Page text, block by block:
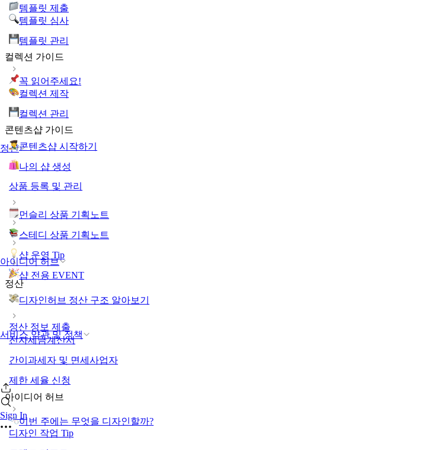
정산
아이디어 허브
서비스 약관 및 정책
Sign In
템플릿 제출
템플릿 심사
템플릿 관리
컬렉션 가이드
꼭 읽어주세요!
컬렉션 제작
컬렉션 관리
콘텐츠샵 가이드
콘텐츠샵 시작하기
나의 샵 생성
상품 등록 및 관리
먼슬리 상품 기획노트
스테디 상품 기획노트
샵 운영 Tip
샵 전용 EVENT
정산
디자인허브 정산 구조 알아보기
정산 정보 제출
전자세금계산서
간이과세자 및 면세사업자
제한 세율 신청
아이디어 허브
이번 주에는 무엇을 디자인할까?
디자인 작업 Tip